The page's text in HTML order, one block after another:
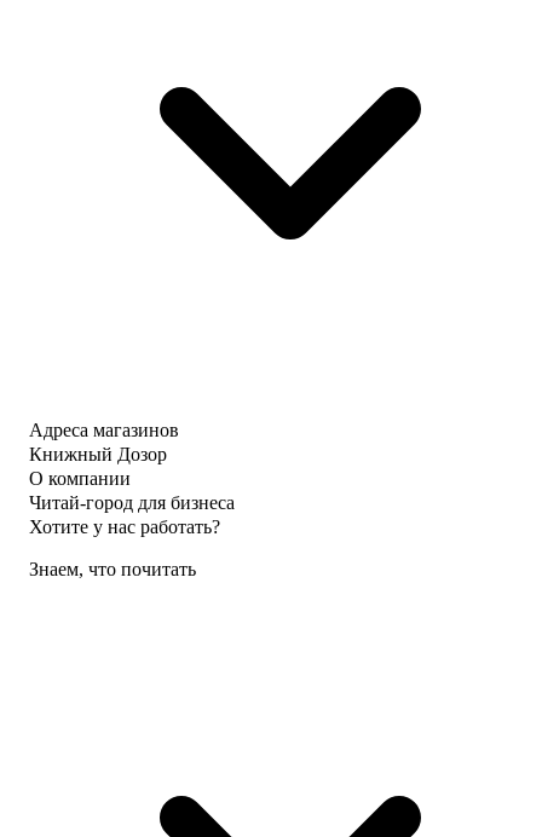
Адреса магазинов
Книжный Дозор
О компании
Читай-город для бизнеса
Хотите у нас работать?
Знаем, что почитать